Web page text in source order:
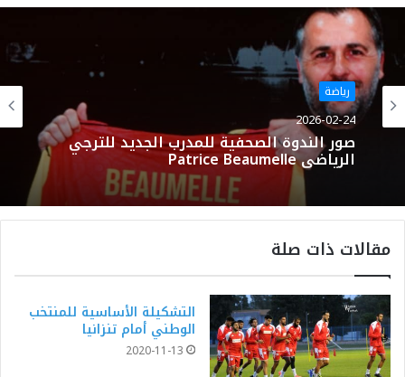
الويب
رياضة
2026-02-24
صور الندوة الصحفية للمدرب الجديد للترجي
الرياضي Patrice Beaumelle
مقالات ذات صلة
التشكيلة الأساسية للمنتخب
الوطني أمام تنزانيا
2020-11-13